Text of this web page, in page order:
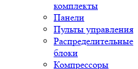
комплекты
Панели
Пульты управления
Распределительные
блоки
Компрессоры